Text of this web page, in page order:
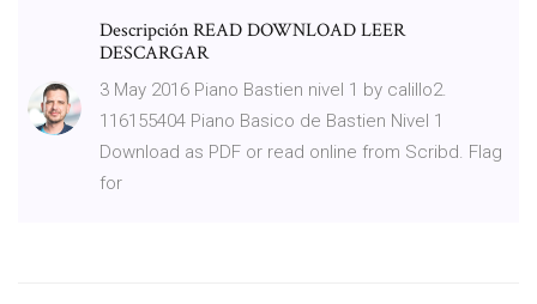
Descripción READ DOWNLOAD LEER
DESCARGAR
3 May 2016 Piano Bastien nivel 1 by calillo2.
116155404 Piano Basico de Bastien Nivel 1
Download as PDF or read online from Scribd. Flag
for